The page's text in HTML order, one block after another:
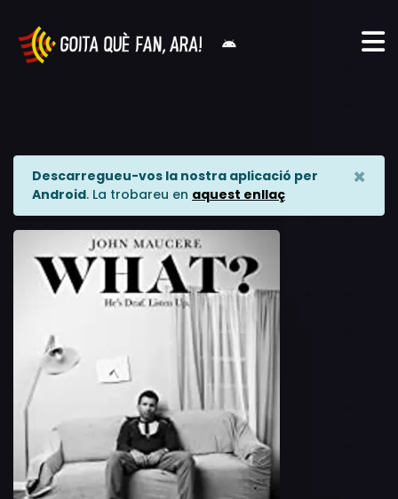
Descarregueu-vos la nostra aplicació per
Android. La trobareu en aquest enllaç
×